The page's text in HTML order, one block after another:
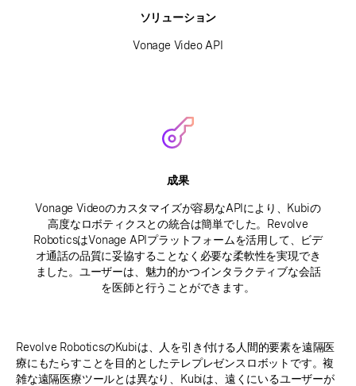
ソリューション
Vonage Video API
成果
Vonage Videoのカスタマイズが容易なAPIにより、Kubiの
高度なロボティクスとの統合は簡単でした。Revolve
RoboticsはVonage APIプラットフォームを活用して、ビデ
オ通話の品質に妥協することなく必要な柔軟性を実現でき
ました。ユーザーは、魅力的かつインタラクティブな会話
を医師と行うことができます。
Revolve RoboticsのKubiは、人を引き付ける人間的要素を遠隔医
療にもたらすことを目的としたテレプレゼンスロボットです。複
雑な遠隔医療ツールとは異なり、Kubiは、遠くにいるユーザーが